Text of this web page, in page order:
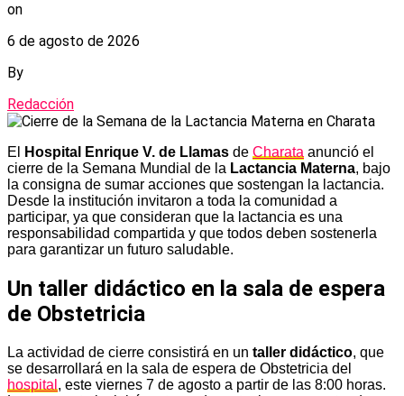
on
6 de agosto de 2026
By
Redacción
El Hospital Enrique V. de Llamas de Charata anunció el
cierre de la Semana Mundial de la Lactancia Materna, bajo
la consigna de sumar acciones que sostengan la lactancia.
Desde la institución invitaron a toda la comunidad a
participar, ya que consideran que la lactancia es una
responsabilidad compartida y que todos deben sostenerla
para garantizar un futuro saludable.
Un taller didáctico en la sala de espera
de Obstetricia
La actividad de cierre consistirá en un taller didáctico, que
se desarrollará en la sala de espera de Obstetricia del
hospital , este viernes 7 de agosto a partir de las 8:00 horas.